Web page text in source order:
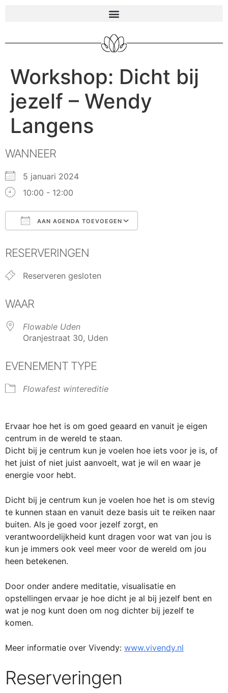
Workshop: Dicht bij
jezelf – Wendy
Langens
WANNEER
5 januari 2024
10:00 - 12:00
AAN AGENDA TOEVOEGEN
RESERVERINGEN
Reserveren gesloten
WAAR
Flowable Uden
Oranjestraat 30, Uden
EVENEMENT TYPE
Flowafest wintereditie
Ervaar hoe het is om goed geaard en vanuit je eigen
centrum in de wereld te staan.
Dicht bij je centrum kun je voelen hoe iets voor je is, of
het juist of niet juist aanvoelt, wat je wil en waar je
energie voor hebt.
Dicht bij je centrum kun je voelen hoe het is om stevig
te kunnen staan en vanuit deze basis uit te reiken naar
buiten. Als je goed voor jezelf zorgt, en
verantwoordelijkheid kunt dragen voor wat van jou is
kun je immers ook veel meer voor de wereld om jou
heen betekenen.
Door onder andere meditatie, visualisatie en
opstellingen ervaar je hoe dicht je al bij jezelf bent en
wat je nog kunt doen om nog dichter bij jezelf te
komen.
Meer informatie over Vivendy: www.vivendy.nl
Reserveringen